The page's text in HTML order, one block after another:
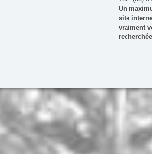
Un
site
vraiment